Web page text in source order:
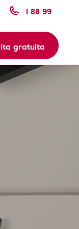
1 88 99
gratuita